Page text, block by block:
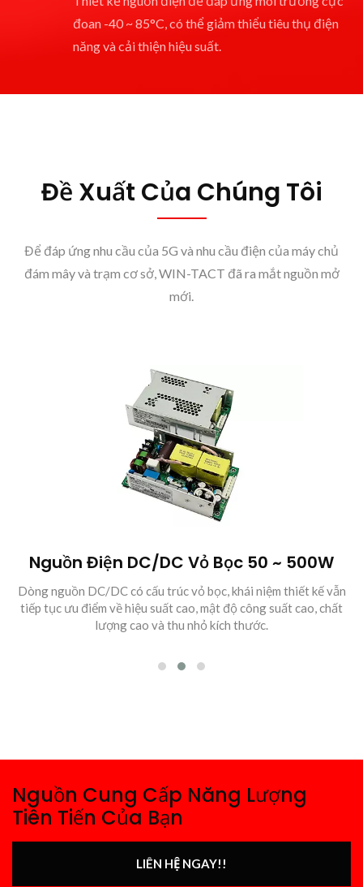
đoan -40 ~ 85°C, có thể giảm thiểu tiêu thụ điện
năng và cải thiện hiệu suất.
Đề Xuất Của Chúng Tôi
Để đáp ứng nhu cầu của 5G và nhu cầu điện của máy chủ
đám mây và trạm cơ sở, WIN-TACT đã ra mắt nguồn mở
mới.
Nguồn Điện DC/DC Vỏ Bọc 50 ~ 500W
Dòng nguồn DC/DC có cấu trúc vỏ bọc, khái niệm thiết kế vẫn
tiếp tục ưu điểm về hiệu suất cao, mật độ công suất cao, chất
lượng cao và thu nhỏ kích thước.
Nguồn Cung Cấp Năng Lượng
Tiên Tiến Của Bạn
LIÊN HỆ NGAY!!